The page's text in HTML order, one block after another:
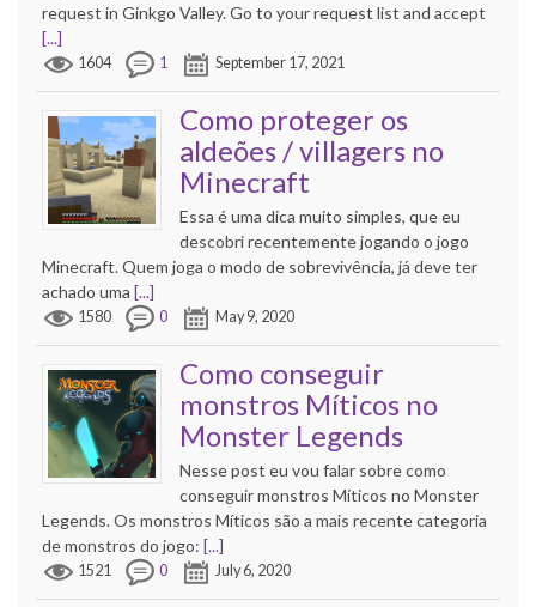
request in Ginkgo Valley. Go to your request list and accept
[...]
1604 1 September 17, 2021
Como proteger os
aldeões / villagers no
Minecraft
Essa é uma dica muito simples, que eu
descobri recentemente jogando o jogo
Minecraft. Quem joga o modo de sobrevivência, já deve ter
achado uma [...]
1580 0 May 9, 2020
Como conseguir
monstros Míticos no
Monster Legends
Nesse post eu vou falar sobre como
conseguir monstros Míticos no Monster
Legends. Os monstros Míticos são a mais recente categoria
de monstros do jogo: [...]
1521 0 July 6, 2020